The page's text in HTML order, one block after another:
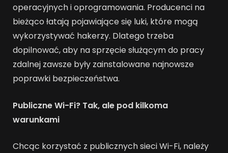
operacyjnych i oprogramowania. Producenci na
bieżąco łatają pojawiające się luki, które mogą
wykorzystywać hakerzy. Dlatego trzeba
dopilnować, aby na sprzęcie służącym do pracy
zdalnej zawsze były zainstalowane najnowsze
poprawki bezpieczeństwa.
Publiczne Wi-Fi? Tak, ale pod kilkoma
warunkami
Chcąc korzystać z publicznych sieci Wi-Fi, należy